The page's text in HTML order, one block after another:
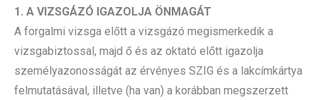
1. A VIZSGÁZÓ IGAZOLJA ÖNMAGÁT
A forgalmi vizsga előtt a vizsgázó megismerkedik a
vizsgabiztossal, majd ő és az oktató előtt igazolja
személyazonosságát az érvényes SZIG és a lakcímkártya
felmutatásával, illetve (ha van) a korábban megszerzett